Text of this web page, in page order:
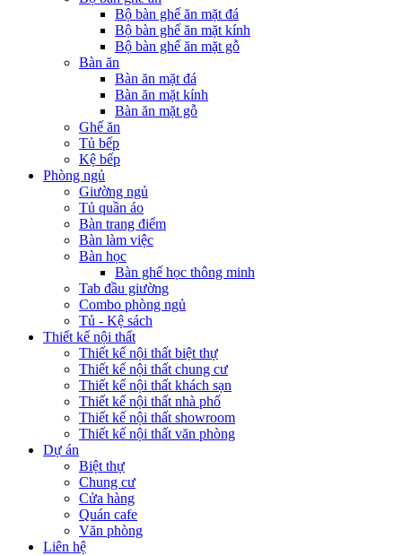
Bộ bàn ghế ăn mặt đá
Bộ bàn ghế ăn mặt kính
Bộ bàn ghế ăn mặt gỗ
Bàn ăn
Bàn ăn mặt đá
Bàn ăn mặt kính
Bàn ăn mặt gỗ
Ghế ăn
Tủ bếp
Kệ bếp
Phòng ngủ
Giường ngủ
Tủ quần áo
Bàn trang điểm
Bàn làm việc
Bàn học
Bàn ghế học thông minh
Tab đầu giường
Combo phòng ngủ
Tủ - Kệ sách
Thiết kế nội thất
Thiết kế nội thất biệt thự
Thiết kế nội thất chung cư
Thiết kế nội thất khách sạn
Thiết kế nội thất nhà phố
Thiết kế nội thất showroom
Thiết kế nội thất văn phòng
Dự án
Biệt thự
Chung cư
Cửa hàng
Quán cafe
Văn phòng
Liên hệ